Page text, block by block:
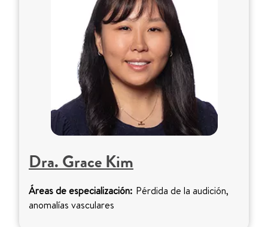
Dra. Grace Kim
Áreas de especialización: Pérdida de la audición,
anomalías vasculares